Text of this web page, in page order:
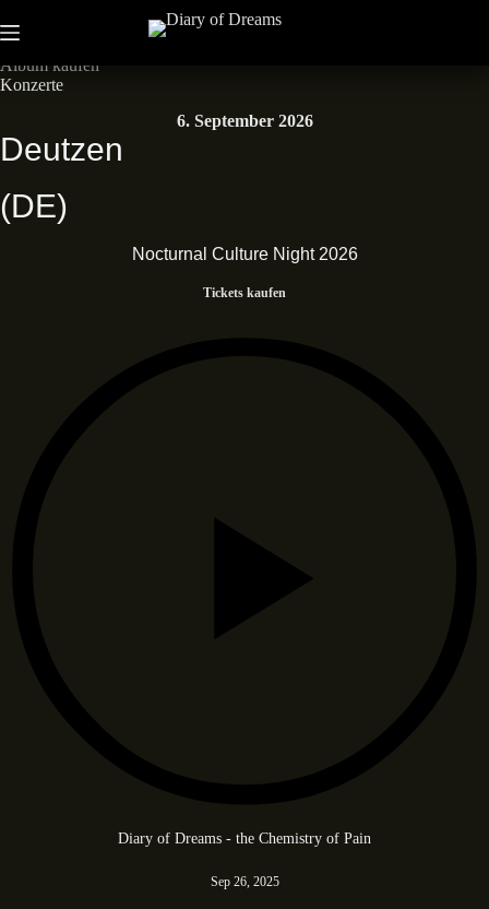
Inhalt
Neues Album • Dead End Dreams • Out now
Album kaufen
Konzerte
6. September 2026
Deutzen
(DE)
Nocturnal Culture Night 2026
Tickets kaufen
Diary of Dreams - the Chemistry of Pain
Sep 26, 2025